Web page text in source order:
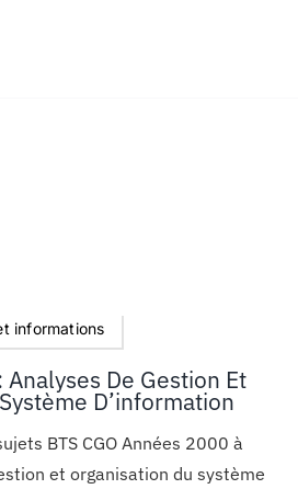
informations
Analyses De Gestion Et
D’information
BTS CGO Années 2000 à
et organisation du système